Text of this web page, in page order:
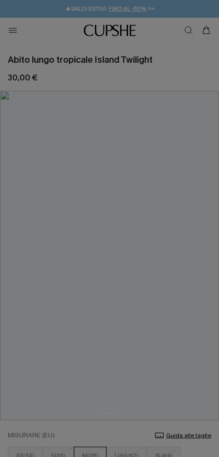
🔥SALDI ESTIVI: FINO AL -50%>>
🚚SPEDIZIONE GRATUITA DA 49€
💌REGALO PER I NUOVI: 20% DI SCONTO*
Abito lungo tropicale Island Twilight
30,00 €
MISURARE (EU) Guida alle taglie